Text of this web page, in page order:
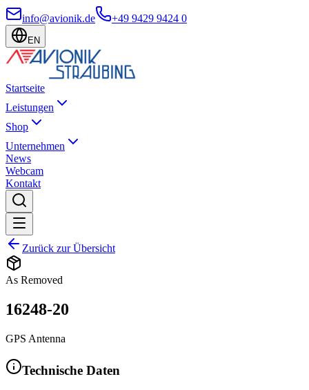
info@avionik.de +49 9429 9424 0
EN
Startseite
Leistungen
Shop
Unternehmen
News
Webcam
Kontakt
Zurück zur Übersicht
As Removed
16248-20
GPS Antenna
Technische Daten